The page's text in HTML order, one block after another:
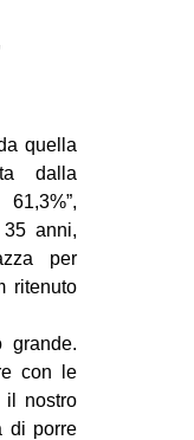
quella
dalla
anni,
per
ritenuto
grande.
con le
il nostro
di porre